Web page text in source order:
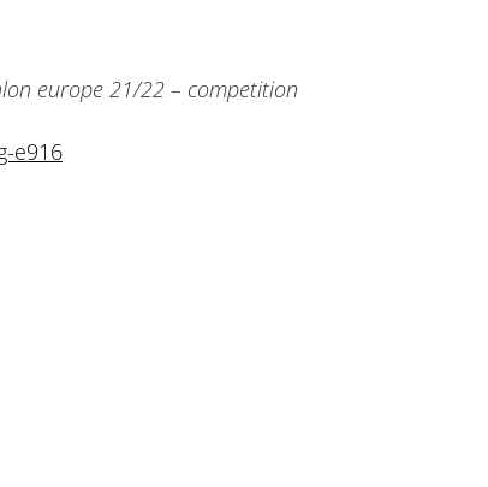
europe 21/22 – competition
e916